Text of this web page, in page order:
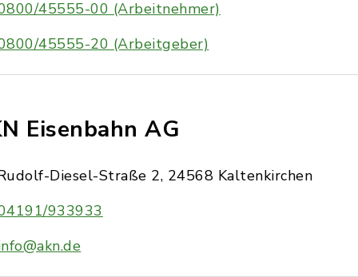
45555-00 (Arbeitnehmer)
45555-20 (Arbeitgeber)
Eisenbahn AG
Diesel-Straße 2, 24568 Kaltenkirchen
933933